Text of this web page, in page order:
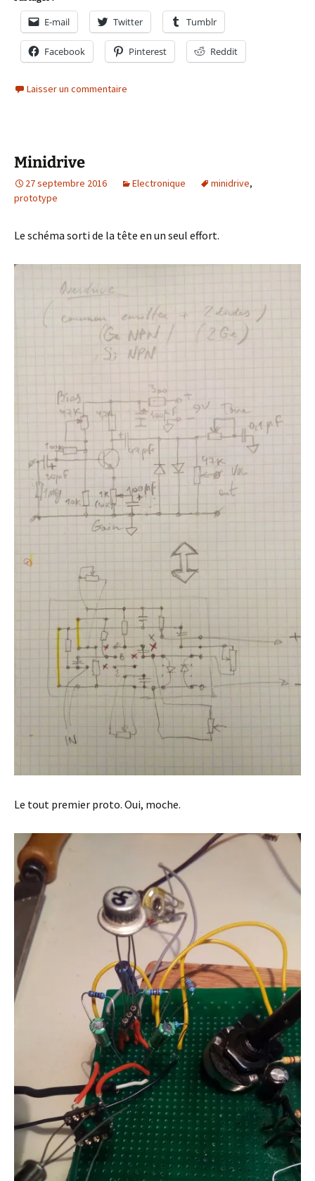
E-mail Twitter Tumblr
Facebook Pinterest Reddit
Laisser un commentaire
Minidrive
27 septembre 2016 Electronique minidrive,
prototype
Le schéma sorti de la tête en un seul effort.
Le tout premier proto. Oui, moche.